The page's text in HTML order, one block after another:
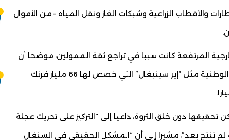
والأقطاب الزراعية وشبكات الغاز ونقل المياه – من الأموال
المرتفعة كانت سببا في تراجع ثقة الممولين، موضحا أن
حكومته تضع في أولوياتها إنقاذ المؤسسات الوطنية مثل “إير سينيغال” التي خصص لها 66 مليار فرنك
تحقيقها دون خلق الثروة، داعيا إلى “التركيز على تحريك عجلة
لم تنتج بعد”، مشيرا إلى أن “المشكل الحقيقي في السنغال